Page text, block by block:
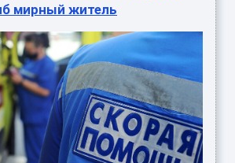
мирный житель